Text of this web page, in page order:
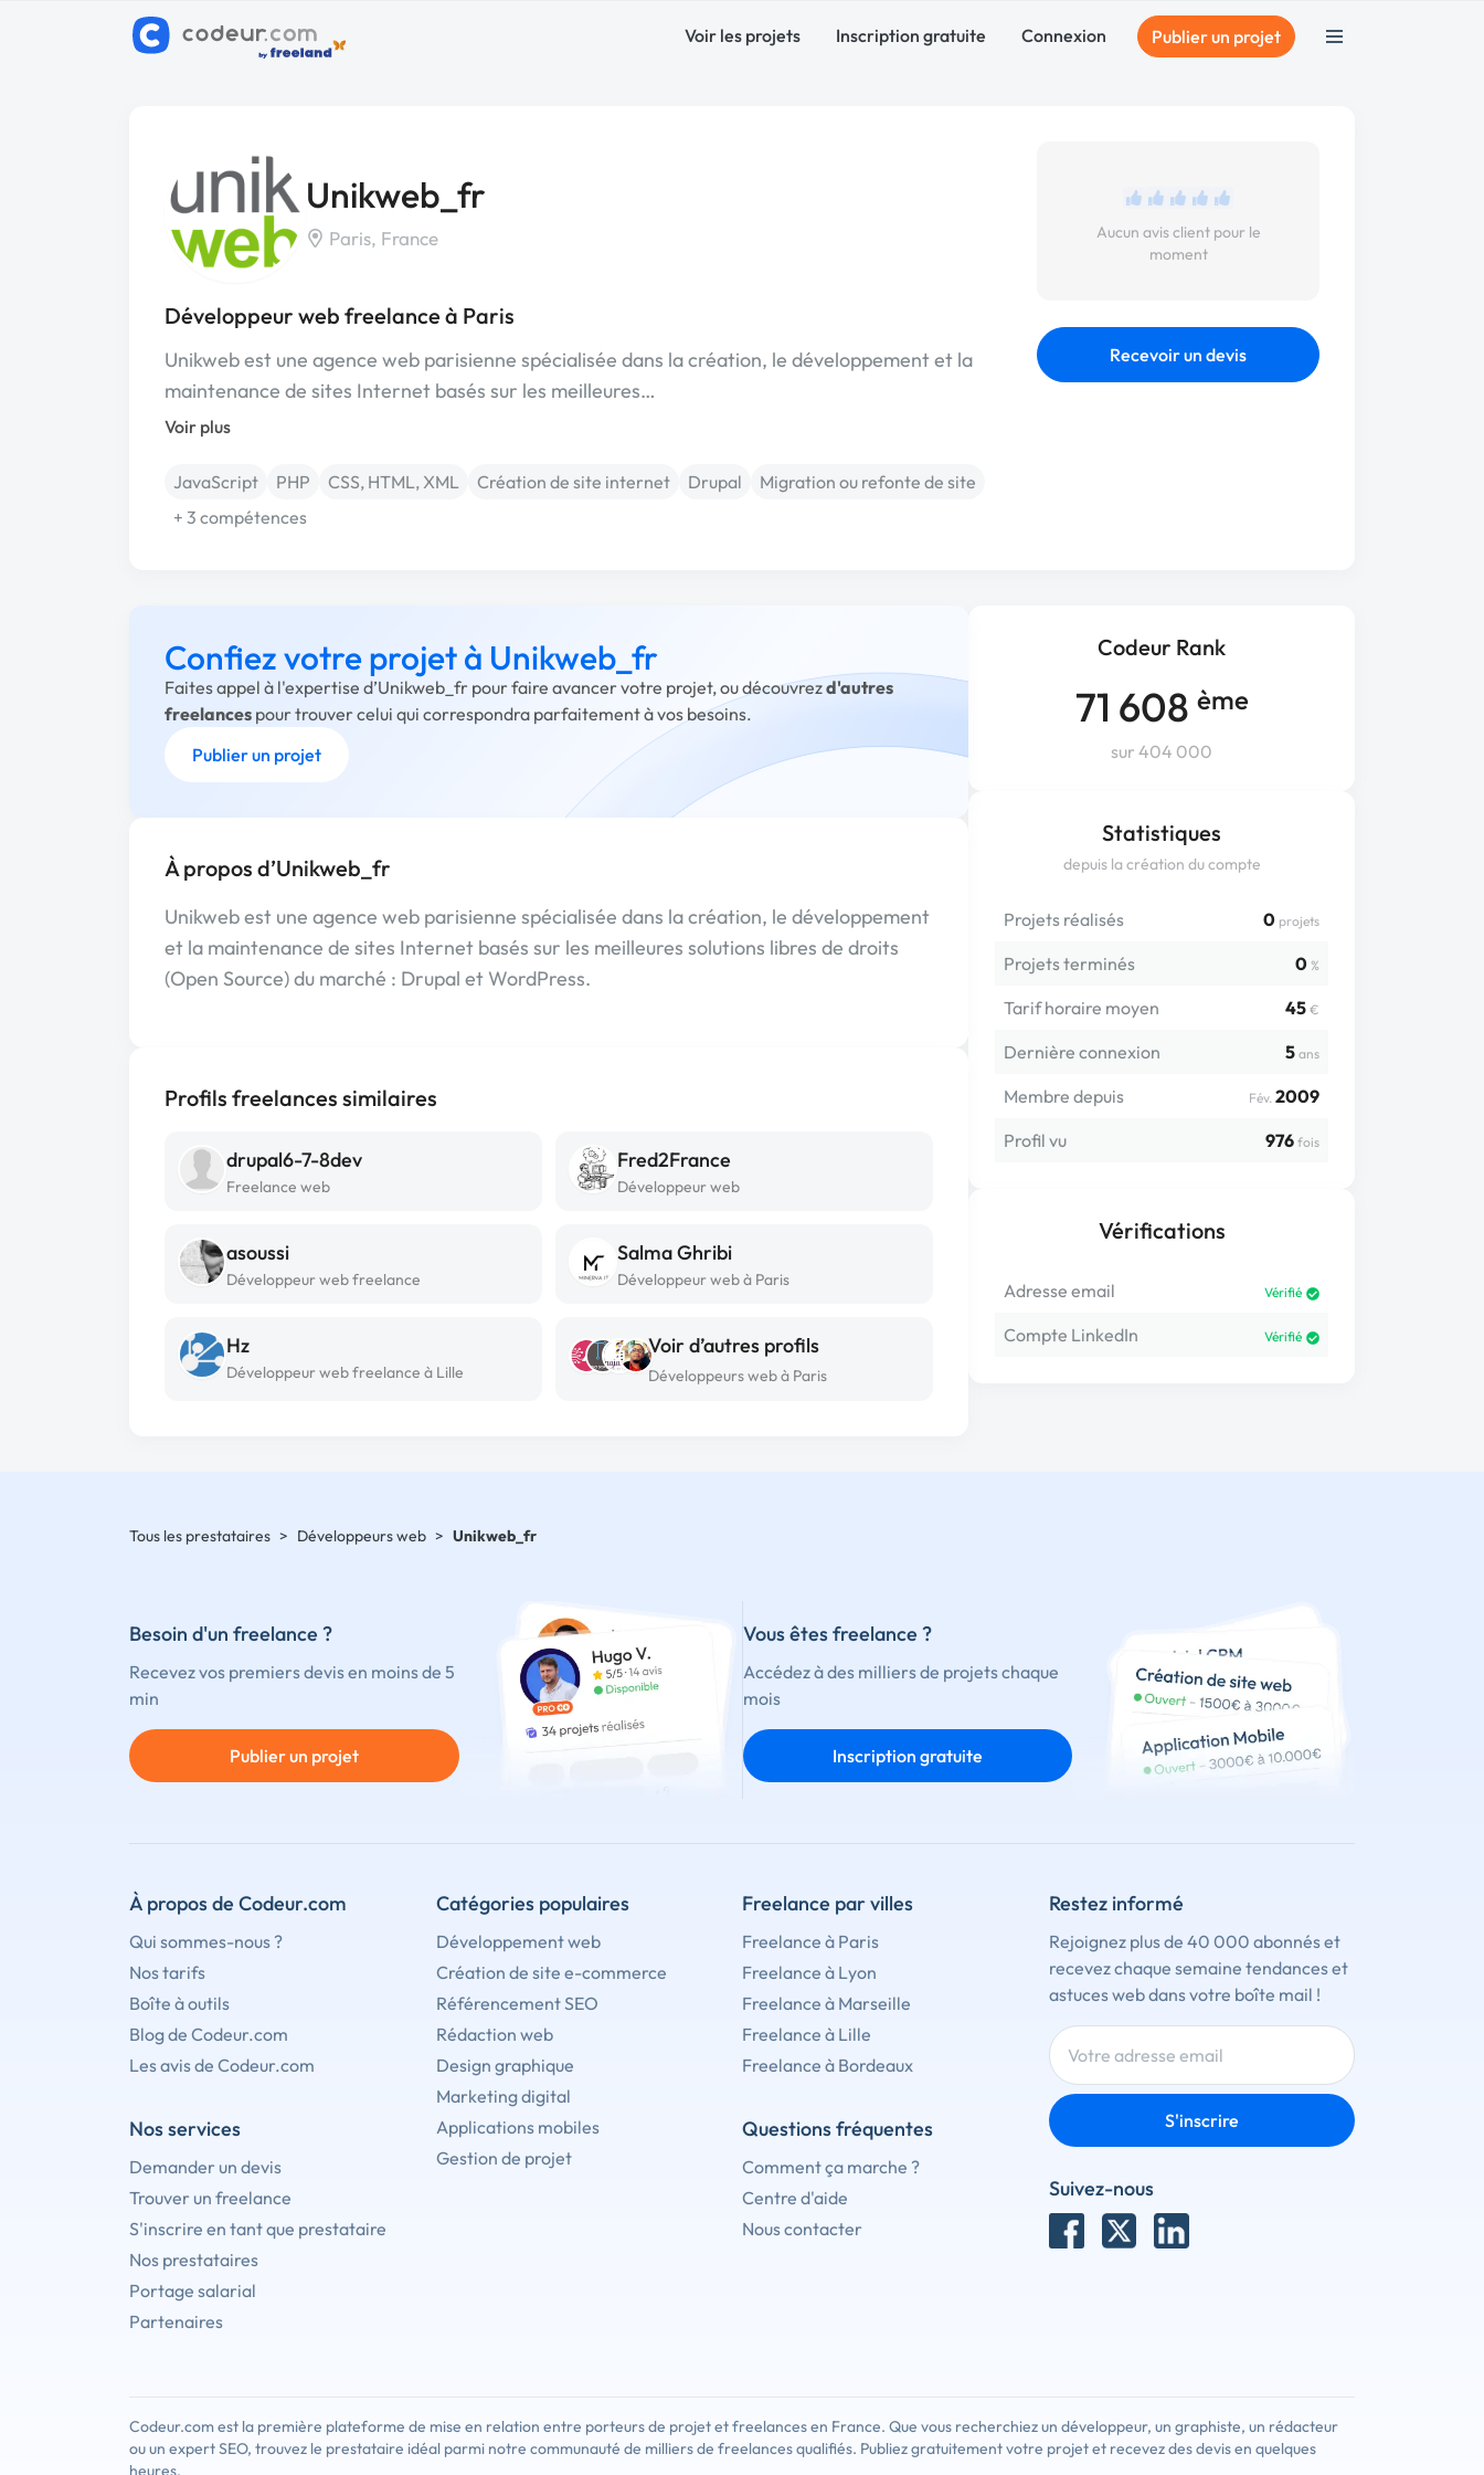
Voir les projets Inscription gratuite Connexion Publier un projet
Unikweb_fr
Paris, France
Développeur web freelance à Paris
Unikweb est une agence web parisienne spécialisée dans la création, le développement et la
maintenance de sites Internet basés sur les meilleures…
Voir plus
JavaScript PHP CSS, HTML, XML Création de site internet Drupal
Migration ou refonte de site
+ 3 compétences
Aucun avis client pour le
moment
Recevoir un devis
Codeur Rank
71 608 ème
sur 404 000
Statistiques
depuis la création du compte
Projets réalisés 0 projets
Projets terminés 0 %
Tarif horaire moyen 45 €
Dernière connexion 5 ans
Membre depuis Fév. 2009
Profil vu
976 fois
Vérifications
Adresse email Vérifié
Compte LinkedIn Vérifié
Confiez votre projet à Unikweb_fr
Faites appel à l'expertise d’Unikweb_fr pour faire avancer votre projet, ou découvrezd'autres
freelances pour trouver celui qui correspondra parfaitement à vos besoins.
Publier un projet
À propos d’Unikweb_fr
Unikweb est une agence web parisienne spécialisée dans la création, le développement
et la maintenance de sites Internet basés sur les meilleures solutions libres de droits
(Open Source) du marché : Drupal et WordPress.
Profils freelances similaires
drupal6-7-8dev
Freelance web
Fred2France
Développeur web
asoussi
Développeur web freelance
Salma Ghribi
Développeur web à Paris
Hz
Développeur web freelance à Lille
Voir d’autres profils
Développeurs web à Paris
Tous les prestataires > Développeurs web > Unikweb_fr
Besoin d'un freelance ?
Recevez vos premiers devis en moins de 5
min
Publier un projet
Vous êtes freelance ?
Accédez à des milliers de projets chaque
mois
Inscription gratuite
À propos de Codeur.com
Qui sommes-nous ?
Nos tarifs
Boîte à outils
Blog de Codeur.com
Les avis de Codeur.com
Nos services
Demander un devis
Trouver un freelance
S'inscrire en tant que prestataire
Nos prestataires
Portage salarial
Partenaires
Catégories populaires
Développement web
Création de site e-commerce
Référencement SEO
Rédaction web
Design graphique
Marketing digital
Applications mobiles
Gestion de projet
Freelance par villes
Freelance à Paris
Freelance à Lyon
Freelance à Marseille
Freelance à Lille
Freelance à Bordeaux
Questions fréquentes
Comment ça marche ?
Centre d'aide
Nous contacter
Restez informé
Rejoignez plus de 40 000 abonnés et
recevez chaque semaine tendances et
astuces web dans votre boîte mail !
S'inscrire
Suivez-nous
Codeur.com est la première plateforme de mise en relation entre porteurs de projet et freelances en France. Que vous recherchiez un développeur, un graphiste, un rédacteur
ou un expert SEO, trouvez le prestataire idéal parmi notre communauté de milliers de freelances qualifiés. Publiez gratuitement votre projet et recevez des devis en quelques
heures.